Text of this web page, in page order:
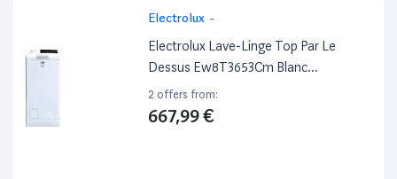
Electrolux -
Electrolux Lave-Linge Top Par Le
Dessus Ew8T3653Cm Blanc
Reconditionné
2 offers from:
667,99 €